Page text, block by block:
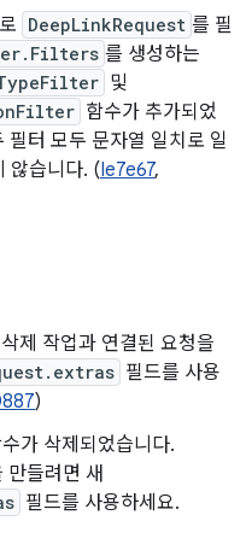
로 DeepLinkRequest 를 필
를 생성하는
및
함수가 추가되었
터 모두 문자열 일치로 일
않습니다. (Ie7e67,
제 작업과 연결된 요청을
필드를 사용
)
가 삭제되었습니다.
들려면 새
필드를 사용하세요.